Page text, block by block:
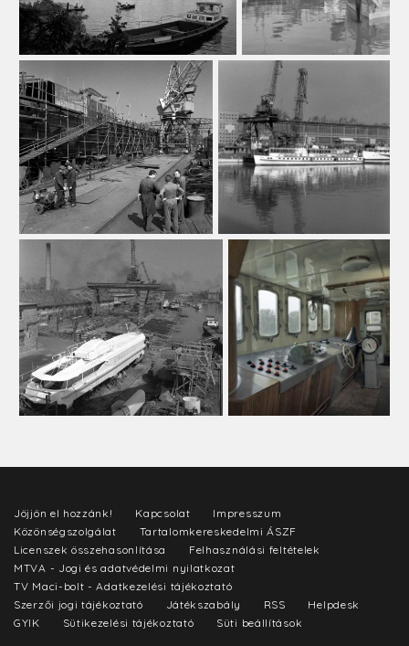
Jöjjön el hozzánk! Kapcsolat
Impresszum
Közönségszolgálat
Tartalomkereskedelmi ÁSZF
Licenszek összehasonlítása
Felhasználási feltételek
MTVA - Jogi és adatvédelmi nyilatkozat
TV Maci-bolt - Adatkezelési tájékoztató
Szerzői jogi tájékoztató
Játékszabály RSS
Helpdesk
GYIK
Sütikezelési tájékoztató Süti beállítások